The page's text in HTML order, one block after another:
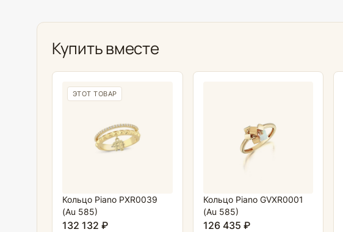
Купить вместе
ЭТОТ ТОВАР
Кольцо Piano PXR0039
(Au 585)
132 132 ₽
Кольцо Piano GVXR0001
(Au 585)
126 435 ₽